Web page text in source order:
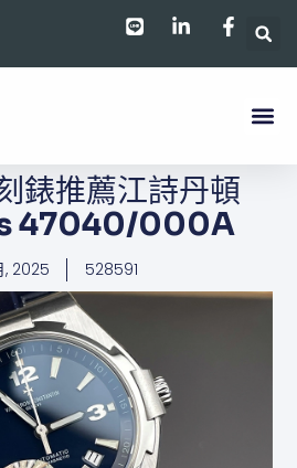
錶推薦江詩丹頓
47040/000A
, 2025 528591